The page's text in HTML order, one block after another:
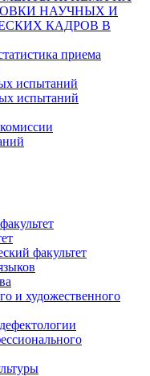
НАУЧНЫХ И
КАДРОВ В
приема
испытаний
испытаний
факультет
и художественного